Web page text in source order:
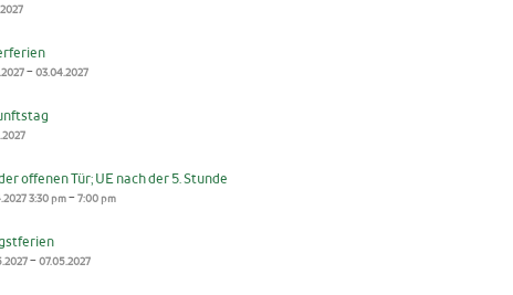
-03.04.2027
offenen Tür; UE nach der 5. Stunde
3:30 pm-7:00 pm
-07.05.2027